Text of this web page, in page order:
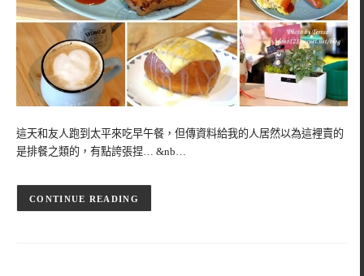
這天和友人跑到太平來吃早午餐，但傳資料給我的人居然以為這裡賣的
是排餐之類的，有點誇張捏… &nb…
CONTINUE READING